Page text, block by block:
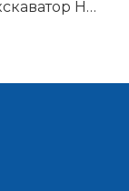
Мини-экскаватор 1200 кг HT12G